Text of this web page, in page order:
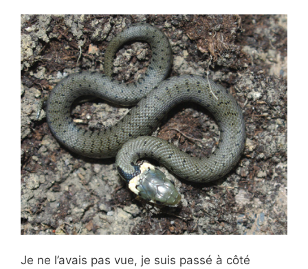
Je ne l’avais pas vue, je suis passé à côté